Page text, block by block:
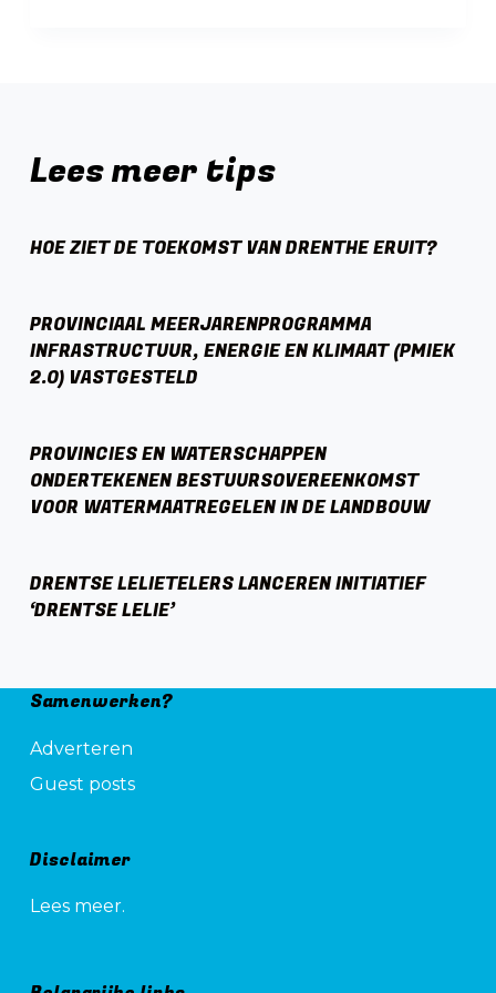
Lees meer tips
HOE ZIET DE TOEKOMST VAN DRENTHE ERUIT?
PROVINCIAAL MEERJARENPROGRAMMA
INFRASTRUCTUUR, ENERGIE EN KLIMAAT (PMIEK
2.0) VASTGESTELD
PROVINCIES EN WATERSCHAPPEN
ONDERTEKENEN BESTUURSOVEREENKOMST
VOOR WATERMAATREGELEN IN DE LANDBOUW
DRENTSE LELIETELERS LANCEREN INITIATIEF
‘DRENTSE LELIE’
Samenwerken?
Adverteren
Guest posts
Disclaimer
Lees meer.